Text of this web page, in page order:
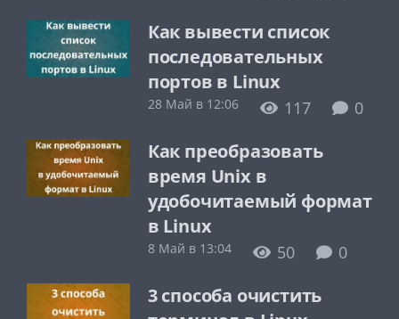
Как вывести список
последовательных
портов в Linux
28 Май в 12:06 117 0
Как преобразовать
время Unix в
удобочитаемый формат
в Linux
8 Май в 13:04 50 0
3 способа очистить